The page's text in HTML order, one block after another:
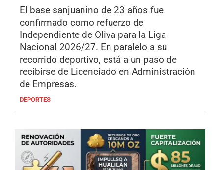
El base sanjuanino de 23 años fue
confirmado como refuerzo de
Independiente de Oliva para la Liga
Nacional 2026/27. En paralelo a su
recorrido deportivo, está a un paso de
recibirse de Licenciado en Administración
de Empresas.
DEPORTES